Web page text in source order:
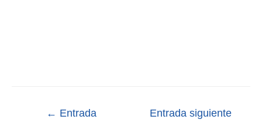
← Entrada
Entrada siguiente